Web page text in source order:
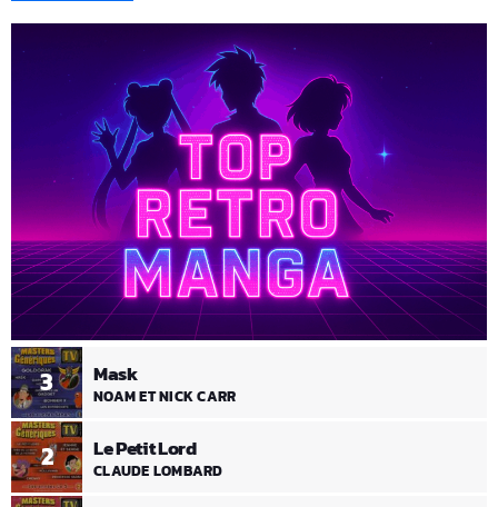
2 Le Petit Lord
CLAUDE LOMBARD
3 Mask
NOAM ET NICK CARR